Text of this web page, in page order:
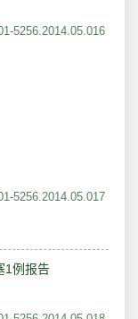
5256.2014.05.016
5256.2014.05.017
1例报告